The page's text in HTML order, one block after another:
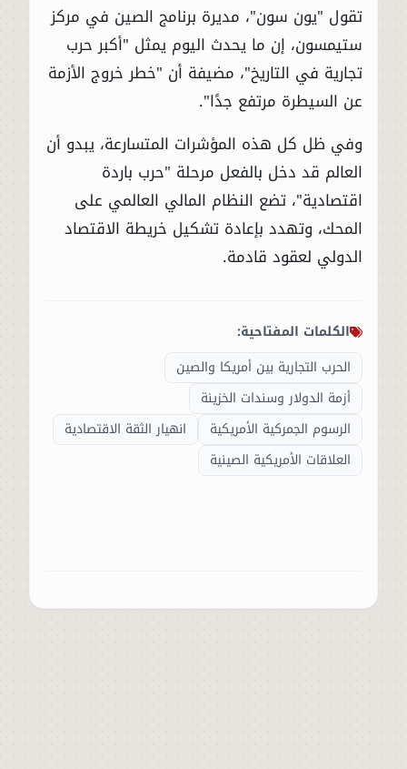
تقول "يون سون"، مديرة برنامج الصين في مركز
ستيمسون، إن ما يحدث اليوم يمثل "أكبر حرب
تجارية في التاريخ"، مضيفة أن "خطر خروج الأزمة
عن السيطرة مرتفع جدًا".
وفي ظل كل هذه المؤشرات المتسارعة، يبدو أن
العالم قد دخل بالفعل مرحلة "حرب باردة
اقتصادية"، تضع النظام المالي العالمي على
المحك، وتهدد بإعادة تشكيل خريطة الاقتصاد
الدولي لعقود قادمة.
الكلمات المفتاحية:
الحرب التجارية بين أمريكا والصين
أزمة الدولار وسندات الخزينة
الرسوم الجمركية الأمريكية
انهيار الثقة الاقتصادية
العلاقات الأمريكية الصينية